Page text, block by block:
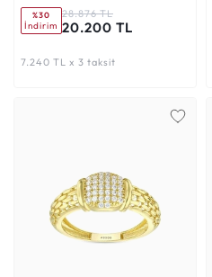
%30
İndirim
28.876 TL
20.200 TL
7.240 TL x 3 taksit